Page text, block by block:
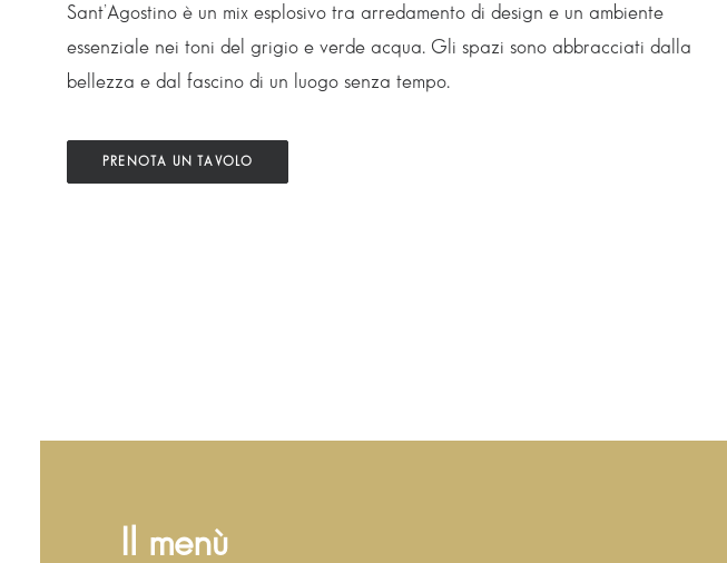
Sant’Agostino è un mix esplosivo tra arredamento di design e un ambiente
essenziale nei toni del grigio e verde acqua. Gli spazi sono abbracciati dalla
bellezza e dal fascino di un luogo senza tempo.
PRENOTA UN TAVOLO
Il menù